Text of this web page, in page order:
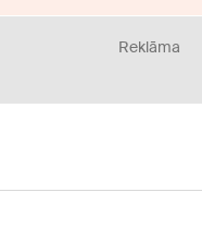
Reklāma